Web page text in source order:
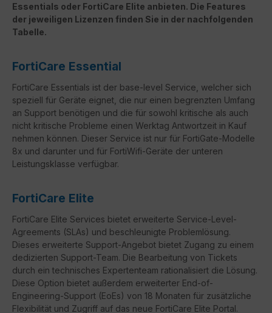
Essentials oder FortiCare Elite anbieten. Die Features
der jeweiligen Lizenzen finden Sie in der nachfolgenden
Tabelle.
FortiCare Essential
FortiCare Essentials ist der base-level Service, welcher sich
speziell für Geräte eignet, die nur einen begrenzten Umfang
an Support benötigen und die für sowohl kritische als auch
nicht kritische Probleme einen Werktag Antwortzeit in Kauf
nehmen können. Dieser Service ist nur für FortiGate-Modelle
8x und darunter und für FortiWifi-Geräte der unteren
Leistungsklasse verfügbar.
FortiCare Elite
FortiCare Elite Services bietet erweiterte Service-Level-
Agreements (SLAs) und beschleunigte Problemlösung.
Dieses erweiterte Support-Angebot bietet Zugang zu einem
dedizierten Support-Team. Die Bearbeitung von Tickets
durch ein technisches Expertenteam rationalisiert die Lösung.
Diese Option bietet außerdem erweiterter End-of-
Engineering-Support (EoEs) von 18 Monaten für zusätzliche
Flexibilität und Zugriff auf das neue FortiCare Elite Portal.